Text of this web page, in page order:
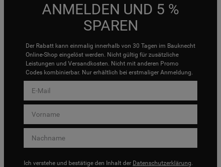
ANMELDEN UND 5 %
SPAREN
Der Rabatt kann einmalig innerhalb von 30 Tagen im Bauknecht
Online-Shop eingelöst werden. Nicht gültig für zusätzliche
Leistungen und Versandkosten. Nicht mit anderen Promo
Codes kombinierbar. Nur erhältlich bei erstmaliger Anmeldung.
Ich verstehe und bestätige den Inhalt der Datenschutzerklärung.